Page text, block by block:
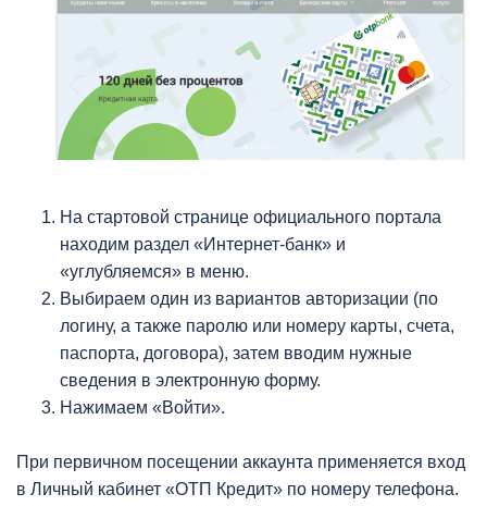
На стартовой странице официального портала
находим раздел «Интернет-банк» и
«углубляемся» в меню.
Выбираем один из вариантов авторизации (по
логину, а также паролю или номеру карты, счета,
паспорта, договора), затем вводим нужные
сведения в электронную форму.
Нажимаем «Войти».
При первичном посещении аккаунта применяется вход
в Личный кабинет «ОТП Кредит» по номеру телефона.